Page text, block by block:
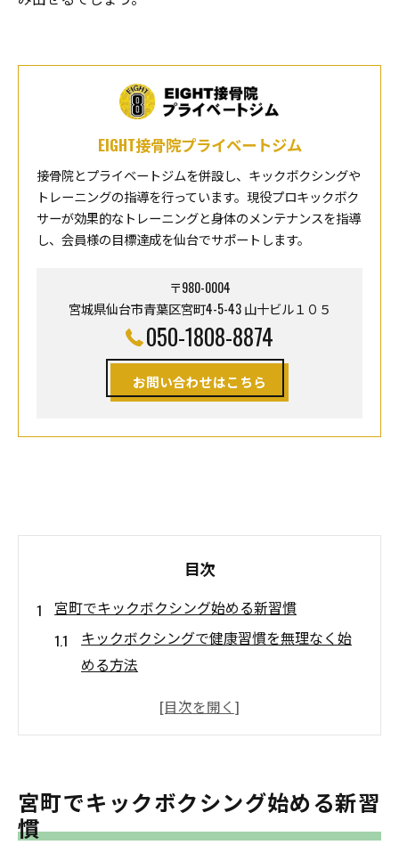
EIGHT接骨院プライベートジム
接骨院とプライベートジムを併設し、キックボクシングや
トレーニングの指導を行っています。現役プロキックボク
サーが効果的なトレーニングと身体のメンテナンスを指導
し、会員様の目標達成を仙台でサポートします。
〒980-0004
宮城県仙台市青葉区宮町4-5-43 山十ビル１０５
050-1808-8874
お問い合わせはこちら
目次
宮町でキックボクシング始める新習慣
キックボクシングで健康習慣を無理なく始
める方法
宮町でキックボクシングを始める初心者の
フィットネスとしてのキックボクシング活
用術
宮町でキックボクシング始める新習
慣